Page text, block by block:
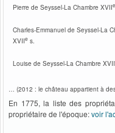
Pierre de Seyssel-La Chambre XVIIe
Charles-Emmanuel de Seyssel-La
XVIIe s.
Louise de Seyssel-La Chambre XVII
… (2012 : le château appartient à
En 1775, la liste des
propriétaire de l'époque:voir